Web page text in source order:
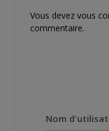
Vous devez vous
commentaire.
Nom